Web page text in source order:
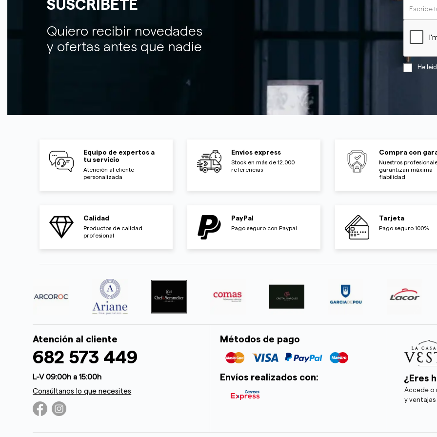
SUSCRÍBETE
Quiero recibir novedades
y ofertas antes que nadie
He
Equipo de expertos a
tu servicio
Atención al cliente
personalizada
Envíos express
Stock en más de 12.000
referencias
Compra con
Nuestros
garantizan máxima
fiabilidad
Calidad
Productos de calidad
profesional
PayPal
Pago seguro con Paypal
Tarjeta
Pago seguro 100%
Atención al cliente
682 573 449
L-V 09:00h a 15:00h
Consúltanos lo que necesites
Métodos de pago
Envíos realizados con: ¿Eres
Accede o
y